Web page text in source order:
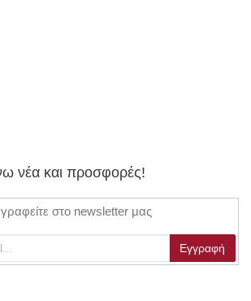
νέα και προσφορές!
στο newsletter μας